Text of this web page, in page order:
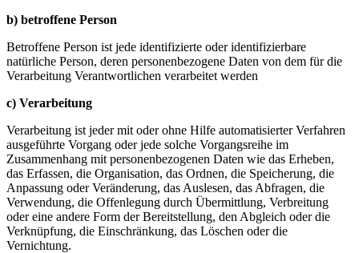
b) betroffene Person
Betroffene Person ist jede identifizierte oder identifizierbare
natürliche Person, deren personenbezogene Daten von dem für die
Verarbeitung Verantwortlichen verarbeitet werden
c) Verarbeitung
Verarbeitung ist jeder mit oder ohne Hilfe automatisierter Verfahren
ausgeführte Vorgang oder jede solche Vorgangsreihe im
Zusammenhang mit personenbezogenen Daten wie das Erheben,
das Erfassen, die Organisation, das Ordnen, die Speicherung, die
Anpassung oder Veränderung, das Auslesen, das Abfragen, die
Verwendung, die Offenlegung durch Übermittlung, Verbreitung
oder eine andere Form der Bereitstellung, den Abgleich oder die
Verknüpfung, die Einschränkung, das Löschen oder die
Vernichtung.